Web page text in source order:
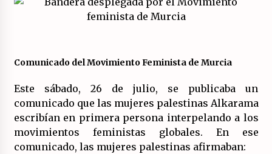
del PCE?
20/07/2026
Polarizada y movilizada, la ciudadanía no se
queda en casa.
19/07/2026
Comunicado del Movimiento Feminista de Murcia
Este sábado, 26 de julio, se publicaba un
comunicado que las mujeres palestinas Alkarama
escribían en primera persona interpelando a los
movimientos feministas globales. En ese
comunicado, las mujeres palestinas afirmaban: